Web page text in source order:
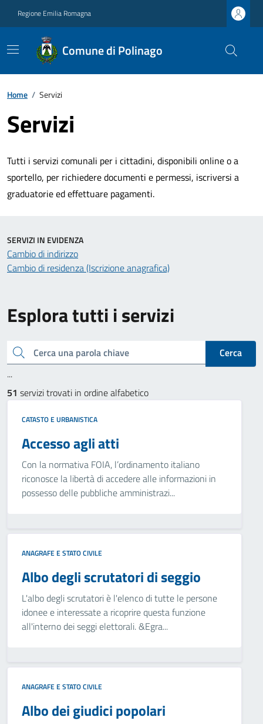
Regione Emilia Romagna
Comune di Polinago
Home / Servizi
Servizi
Tutti i servizi comunali per i cittadini, disponibili online o a
sportello, per richiedere documenti e permessi, iscriversi a
graduatorie ed effettuare pagamenti.
Esplora tutti i servizi
Cerca una parola chiave
Cerca
...
51 servizi trovati in ordine alfabetico
CATASTO E URBANISTICA
Accesso agli atti
Con la normativa FOIA, l’ordinamento italiano
riconosce la libertà di accedere alle informazioni in
possesso delle pubbliche amministrazi...
ANAGRAFE E STATO CIVILE
Albo degli scrutatori di seggio
L'albo degli scrutatori è l'elenco di tutte le persone
idonee e interessate a ricoprire questa funzione
all'interno dei seggi elettorali. &Egra...
ANAGRAFE E STATO CIVILE
Albo dei giudici popolari
SERVIZI IN EVIDENZA
Cambio di indirizzo
Cambio di residenza (Iscrizione anagrafica)